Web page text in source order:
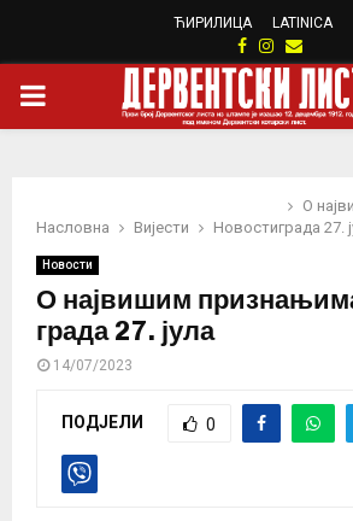
ЋИРИЛИЦА LATINICA
Facebook
Instagram
Email
PRIMARY
Насловна Вијести Новости
О
града 27.
Новости
О највишим
града 27. јула
14/07/2023
ПОДЈЕЛИ 0